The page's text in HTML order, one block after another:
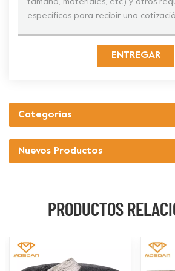
ENTREGAR
Categorías
Nuevos Productos
PRODUCTOS